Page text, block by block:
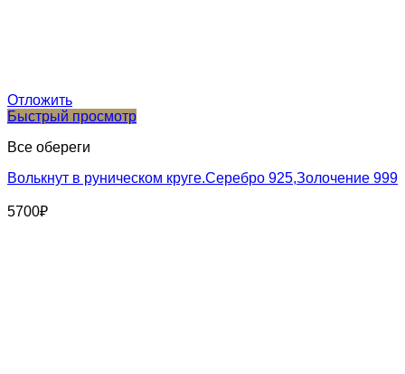
Отложить
Быстрый просмотр
Все обереги
Волькнут в руническом круге.Серебро 925,Золочение 999
5700₽